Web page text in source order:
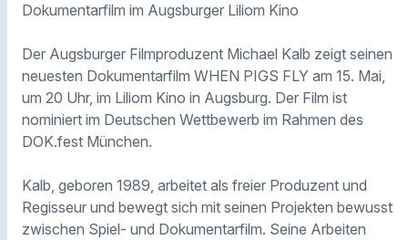
Dokumentarfilm im Augsburger Liliom Kino
Der Augsburger Filmproduzent Michael Kalb zeigt seinen
neuesten Dokumentarfilm WHEN PIGS FLY am 15. Mai,
um 20 Uhr, im Liliom Kino in Augsburg. Der Film ist
nominiert im Deutschen Wettbewerb im Rahmen des
DOK.fest München.
Kalb, geboren 1989, arbeitet als freier Produzent und
Regisseur und bewegt sich mit seinen Projekten bewusst
zwischen Spiel- und Dokumentarfilm. Seine Arbeiten